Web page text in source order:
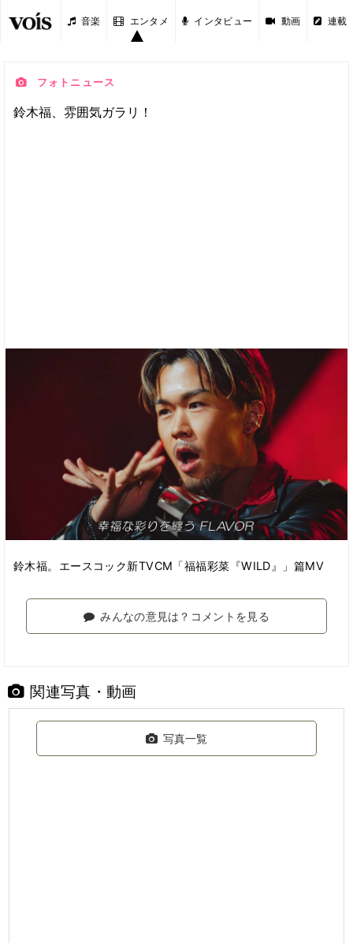
音楽 エンタメ インタビュー 動画 連載
フォトニュース
鈴木福、雰囲気ガラリ！
鈴木福。エースコック新TVCM「福福彩菜『WILD』」篇MV
みんなの意見は？コメントを見る
関連写真・動画
写真一覧